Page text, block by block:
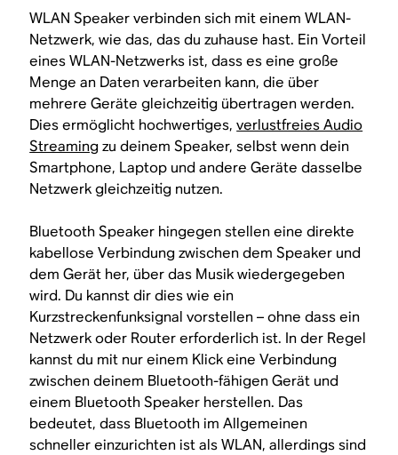
WLAN Speaker verbinden sich mit einem WLAN-
Netzwerk, wie das, das du zuhause hast. Ein Vorteil
eines WLAN-Netzwerks ist, dass es eine große
Menge an Daten verarbeiten kann, die über
mehrere Geräte gleichzeitig übertragen werden.
Dies ermöglicht hochwertiges,verlustfreies Audio
Streamingzu deinem Speaker, selbst wenn dein
Smartphone, Laptop und andere Geräte dasselbe
Netzwerk gleichzeitig nutzen.
Bluetooth Speaker hingegen stellen eine direkte
kabellose Verbindung zwischen dem Speaker und
dem Gerät her, über das Musik wiedergegeben
wird. Du kannst dir dies wie ein
Kurzstreckenfunksignal vorstellen – ohne dass ein
Netzwerk oder Router erforderlich ist. In der Regel
kannst du mit nur einem Klick eine Verbindung
zwischen deinem Bluetooth-fähigen Gerät und
einem Bluetooth Speaker herstellen. Das
bedeutet, dass Bluetooth im Allgemeinen
schneller einzurichten ist als WLAN, allerdings sind